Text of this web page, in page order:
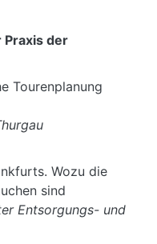
Praxis der
Tourenplanung
Wozu die
sind
Entsorgungs- und